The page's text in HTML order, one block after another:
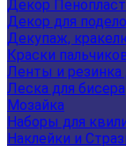
Декор Пенопласт
Декор для
Декупаж,
Краски
Ленты и резинка
Леска для бисера
Мозайка
Наборы для
Наклейки и